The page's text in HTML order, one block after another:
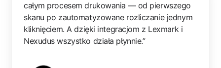
całym procesem drukowania — od pierwszego
skanu po zautomatyzowane rozliczanie jednym
kliknięciem. A dzięki integracjom z Lexmark i
Nexudus wszystko działa płynnie.”